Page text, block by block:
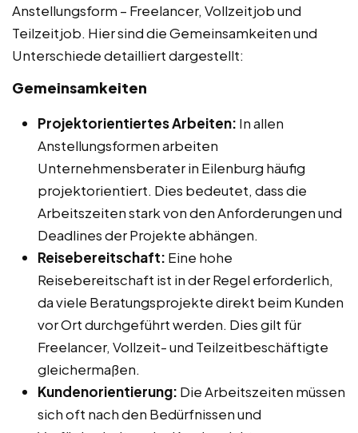
Anstellungsform – Freelancer, Vollzeitjob und
Teilzeitjob. Hier sind die Gemeinsamkeiten und
Unterschiede detailliert dargestellt:
Gemeinsamkeiten
Projektorientiertes Arbeiten: In allen
Anstellungsformen arbeiten
Unternehmensberater in Eilenburg häufig
projektorientiert. Dies bedeutet, dass die
Arbeitszeiten stark von den Anforderungen und
Deadlines der Projekte abhängen.
Reisebereitschaft: Eine hohe
Reisebereitschaft ist in der Regel erforderlich,
da viele Beratungsprojekte direkt beim Kunden
vor Ort durchgeführt werden. Dies gilt für
Freelancer, Vollzeit- und Teilzeitbeschäftigte
gleichermaßen.
Kundenorientierung: Die Arbeitszeiten müssen
sich oft nach den Bedürfnissen und